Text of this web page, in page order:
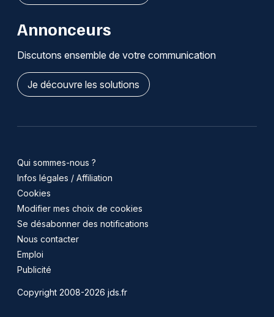
Annonceurs
Discutons ensemble de votre communication
Je découvre les solutions
Qui sommes-nous ?
Infos légales / Affiliation
Cookies
Modifier mes choix de cookies
Se désabonner des notifications
Nous contacter
Emploi
Publicité
Copyright 2008-2026 jds.fr